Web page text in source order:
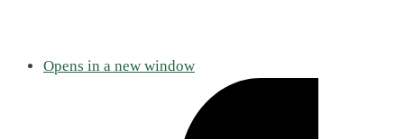
Opens in a new window